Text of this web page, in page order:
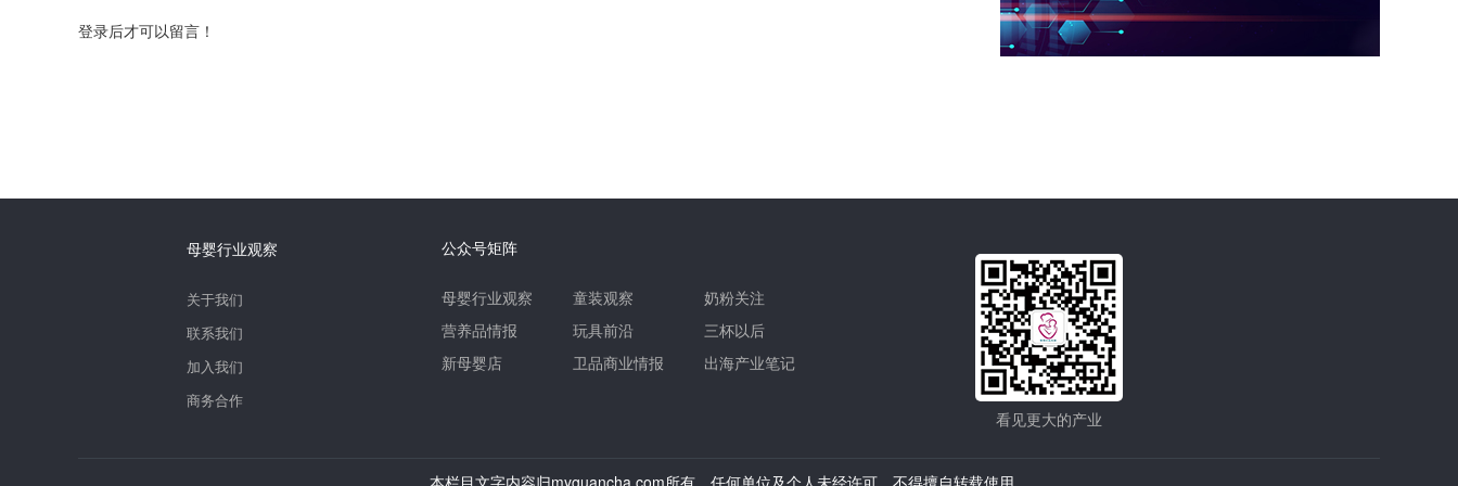
登录后才可以留言！
母婴行业观察
关于我们
联系我们
加入我们
商务合作
公众号矩阵
母婴行业观察 童装观察
奶粉关注
营养品情报
玩具前沿
三杯以后
新母婴店
卫品商业情报 出海产业笔记
看见更大的产业